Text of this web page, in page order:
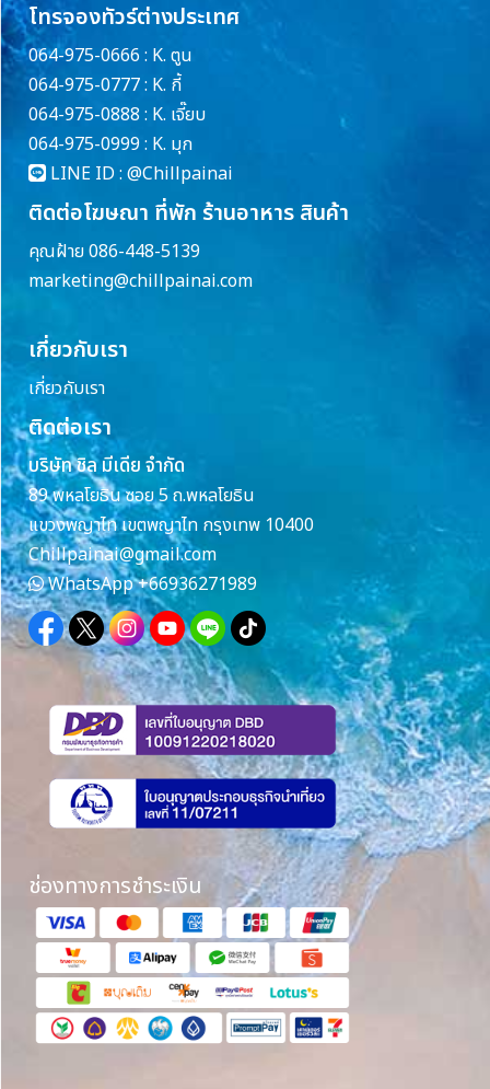
โทรจองทัวร์ต่างประเทศ
064-975-0666 : K. ตูน
064-975-0777 : K. กี้
064-975-0888 : K. เจี๊ยบ
064-975-0999 : K. มุก
LINE ID : @Chillpainai
ติดต่อโฆษณา ที่พัก ร้านอาหาร สินค้า
คุณฝ้าย 086-448-5139
marketing@chillpainai.com
เกี่ยวกับเรา
เกี่ยวกับเรา
ติดต่อเรา
บริษัท ชิล มีเดีย จำกัด
89 พหลโยธิน ซอย 5 ถ.พหลโยธิน
แขวงพญาไท เขตพญาไท กรุงเทพ 10400
Chillpainai@gmail.com
WhatsApp+66936271989
ช่องทางการชำระเงิน